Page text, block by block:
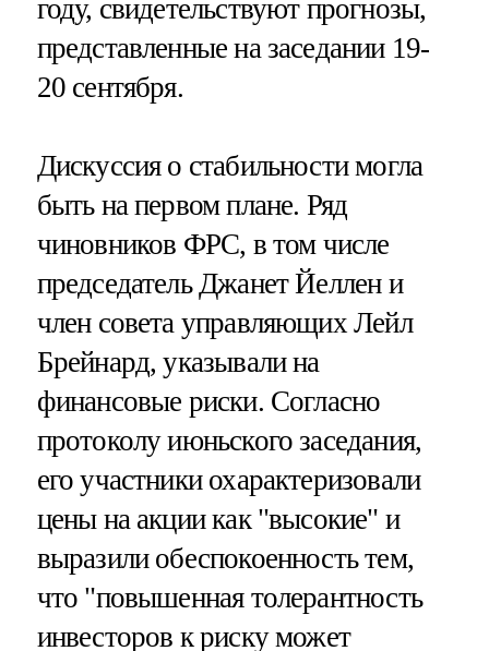
году, свидетельствуют прогнозы,
представленные на заседании 19-
20 сентября.
Дискуссия о стабильности могла
быть на первом плане. Ряд
чиновников ФРС, в том числе
председатель Джанет Йеллен и
член совета управляющих Лейл
Брейнард, указывали на
финансовые риски. Согласно
протоколу июньского заседания,
его участники охарактеризовали
цены на акции как "высокие" и
выразили обеспокоенность тем,
что "повышенная толерантность
инвесторов к риску может